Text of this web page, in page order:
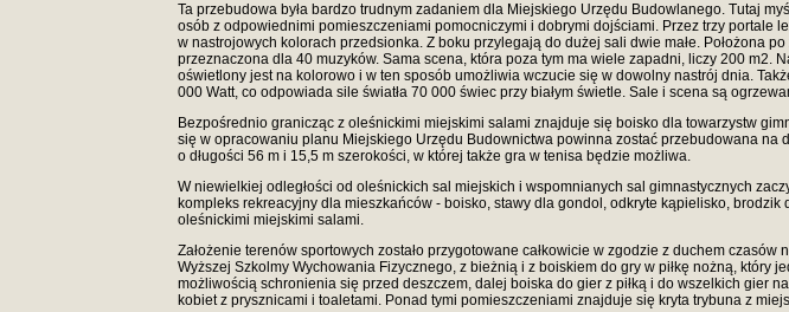
Ta przebudowa była bardzo trudnym zadaniem dla Miejskiego Urzędu Budowlanego. Tutaj
osób z odpowiednimi pomieszczeniami pomocniczymi i dobrymi dojściami. Przez trzy
w nastrojowych kolorach przedsionka. Z boku przylegają do dużej sali dwie małe. Położona
przeznaczona dla 40 muzyków. Sama scena, która poza tym ma wiele zapadni, liczy 200 m2.
oświetlony jest na kolorowo i w ten sposób umożliwia wczucie się w dowolny nastrój dnia.
000 Watt, co odpowiada sile światła 70 000 świec przy białym świetle. Sale i scena są
Bezpośrednio granicząc z oleśnickimi miejskimi salami znajduje się boisko dla towarzystw
się w opracowaniu planu Miejskiego Urzędu Budownictwa powinna zostać przebudowana
o długości 56 m i 15,5 m szerokości, w której także gra w tenisa będzie możliwa.
W niewielkiej odległości od oleśnickich sal miejskich i wspomnianych sal gimnastycznych
kompleks rekreacyjny dla mieszkańców - boisko, stawy dla gondol, odkryte kąpielisko,
oleśnickimi miejskimi salami.
Założenie terenów sportowych zostało przygotowane całkowicie w zgodzie z duchem
Wyższej Szkolmy Wychowania Fizycznego, z bieżnią i z boiskiem do gry w piłkę nożną,
możliwością schronienia się przed deszczem, dalej boiska do gier z piłką i do wszelkich gier
kobiet z prysznicami i toaletami. Ponad tymi pomieszczeniami znajduje się kryta trybuna z